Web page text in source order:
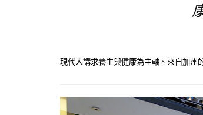
現代人講求養生與健康為主軸、來自加州